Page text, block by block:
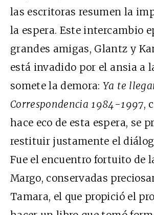
las escritoras resumen la
la espera. Este intercambio
grandes amigas, Glantz y
está invadido por el ansia a
somete la demora:Ya te
Correspondencia 1984-1997,
hace eco de esta espera, se
restituir justamente el
Fue el encuentro fortuito de
Margo, conservadas
Tamara, el que propició el